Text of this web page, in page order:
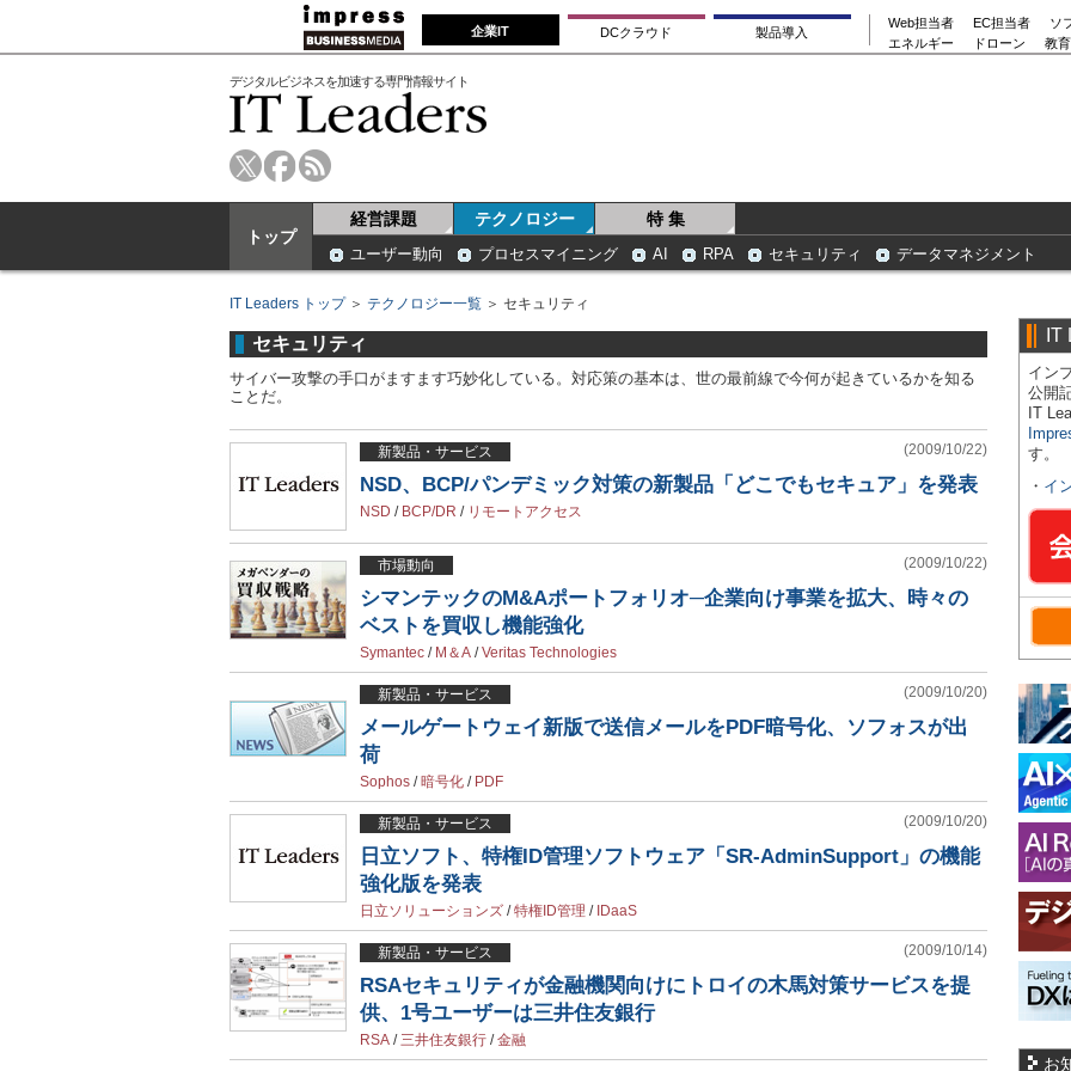
企業IT DCクラウド 製品導入
Web担当者 EC担当者
ソ
エネルギー
ドローン 教
デジタルビジネスを加速する専門情報サイト
トップ
経営課題 テクノロジー 特 集
ユーザー動向 プロセスマイニング AI RPA セキュリティ データマネジメント
IT Leaders トップ＞ テクノロジー一覧 ＞ セキュリティ
セキュリティ
サイバー攻撃の手口がますます巧妙化している。対応策の基本は、世の最前線で今何が起きているかを知る
ことだ。
新製品・サービス (2009/10/22)
NSD、BCP/パンデミック対策の新製品「どこでもセキュア」を発表
NSD / BCP/DR / リモートアクセス
市場動向 (2009/10/22)
シマンテックのM&Aポートフォリオ─企業向け事業を拡大、時々の
ベストを買収し機能強化
Symantec / M＆A /Veritas Technologies
新製品・サービス (2009/10/20)
メールゲートウェイ新版で送信メールをPDF暗号化、ソフォスが出
荷
Sophos /暗号化 / PDF
新製品・サービス (2009/10/20)
日立ソフト、特権ID管理ソフトウェア「SR-AdminSupport」の機能
強化版を発表
日立ソリューションズ /特権ID管理 / IDaaS
新製品・サービス (2009/10/14)
RSAセキュリティが金融機関向けにトロイの木馬対策サービスを提
供、1号ユーザーは三井住友銀行
RSA /三井住友銀行 /金融
IT
イン
公開
IT
す。
・ イ
お